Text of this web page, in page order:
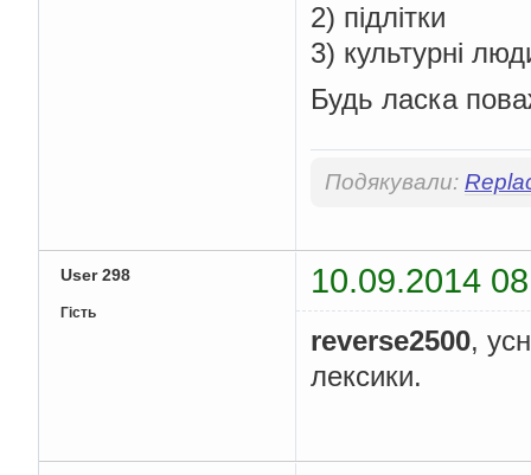
2) підлітки
3) культурні
Будь ласка
Подякували:
User 298 10.09.2014
Гість
reverse2500,
лексики.